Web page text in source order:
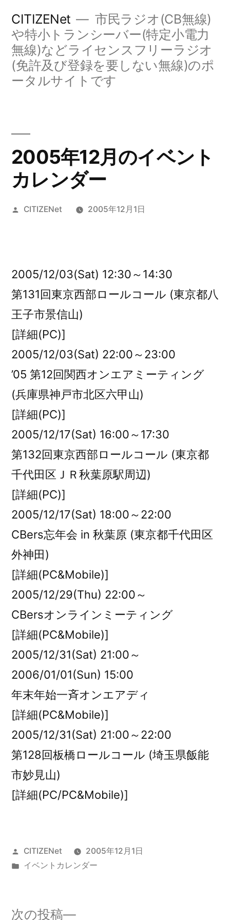
CITIZENet
市民ラジオ(CB無線)
や特小トランシーバー(特定小電力
無線)などライセンスフリーラジオ
(免許及び登録を要しない無線)のポ
ータルサイトです
2005年12月のイベント
カレンダー
投
CITIZENet 2005年12月1日
2005/12/03(Sat) 12:30～14:30
第131回東京西部ロールコール (東京都八
王子市景信山)
[詳細(PC)]
2005/12/03(Sat) 22:00～23:00
’05 第12回関西オンエアミーティング
(兵庫県神戸市北区六甲山)
[詳細(PC)]
2005/12/17(Sat) 16:00～17:30
第132回東京西部ロールコール (東京都
千代田区ＪＲ秋葉原駅周辺)
[詳細(PC)]
2005/12/17(Sat) 18:00～22:00
CBers忘年会 in 秋葉原 (東京都千代田区
外神田)
[詳細(PC&Mobile)]
2005/12/29(Thu) 22:00～
CBersオンラインミーティング
[詳細(PC&Mobile)]
2005/12/31(Sat) 21:00～
2006/01/01(Sun) 15:00
年末年始一斉オンエアディ
[詳細(PC&Mobile)]
2005/12/31(Sat) 21:00～22:00
第128回板橋ロールコール (埼玉県飯能
市妙見山)
[詳細(PC/PC&Mobile)]
投
稿
CITIZENet
2005年12月1日
カ
イベントカレンダー
次の投稿 次